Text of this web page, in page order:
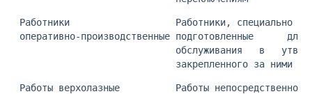
Работники                   Работники, специально
оперативно-производственные подготовленные
обслуживания   в
закрепленного за ними
Работы верхолазные          Работы непосредственно